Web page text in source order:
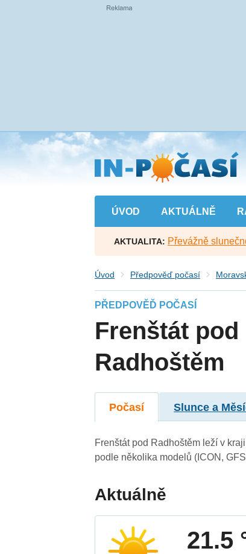
Přejít
na
hlavní
obsah
ÚVOD AKTUÁLNĚ
AKTUALITA: Převážně
Úvod Předpověď počasí
PŘEDPOVĚĎ POČASÍ
Frenštát pod
Radhoštěm
Počasí Slunce a
Frenštát pod Radhoštěm leží v
podle několika modelů (ICON,
Aktuálně
21.5